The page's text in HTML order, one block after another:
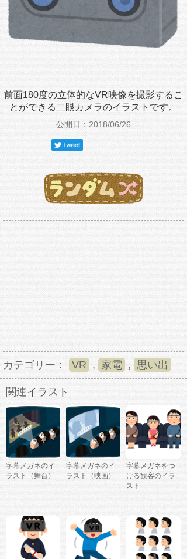
前面180度の立体的なVR映像を撮影するこ
とができる二眼カメラのイラストです。
公開日：2018/06/26
カテゴリー： VR , 家電 , 思い出
関連イラスト
字幕メガネのイ
ラスト（舞台）
字幕メガネのイ
ラスト（映画）
字幕メガネをつ
ける観客のイラ
スト